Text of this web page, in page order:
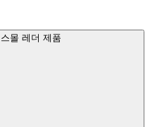
몰 레더 제품